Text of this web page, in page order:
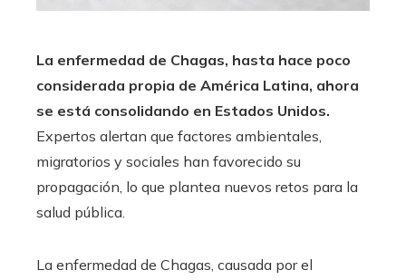
La enfermedad de Chagas, hasta hace poco
considerada propia de América Latina, ahora
se está consolidando en Estados Unidos.
Expertos alertan que factores ambientales,
migratorios y sociales han favorecido su
propagación, lo que plantea nuevos retos para la
salud pública.
La enfermedad de Chagas, causada por el